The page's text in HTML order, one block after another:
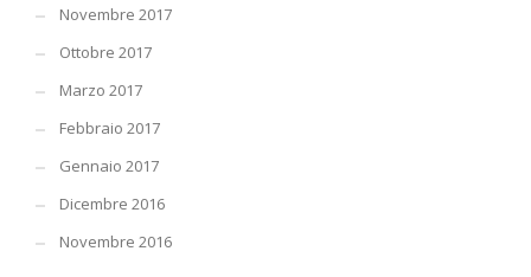
Novembre 2017
Ottobre 2017
Marzo 2017
Febbraio 2017
Gennaio 2017
Dicembre 2016
Novembre 2016